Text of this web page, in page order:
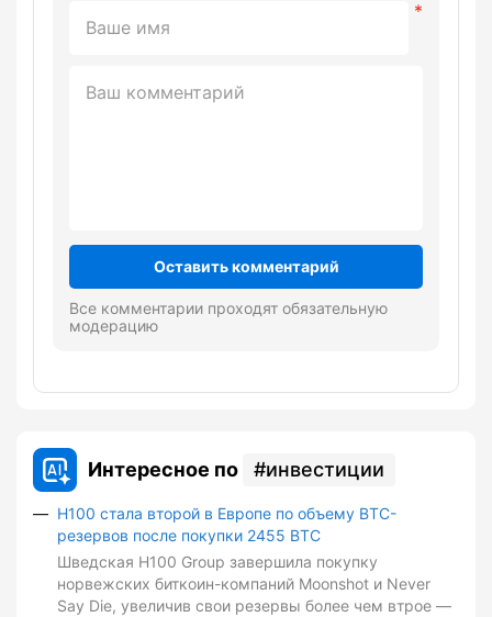
Оставить комментарий
Все комментарии проходят обязательную
модерацию
Интересное по инвестиции
H100 стала второй в Европе по объему BTC-
резервов после покупки 2455 BTC
Шведская H100 Group завершила покупку
норвежских биткоин-компаний Moonshot и Never
Say Die, увеличив свои резервы более чем втрое —